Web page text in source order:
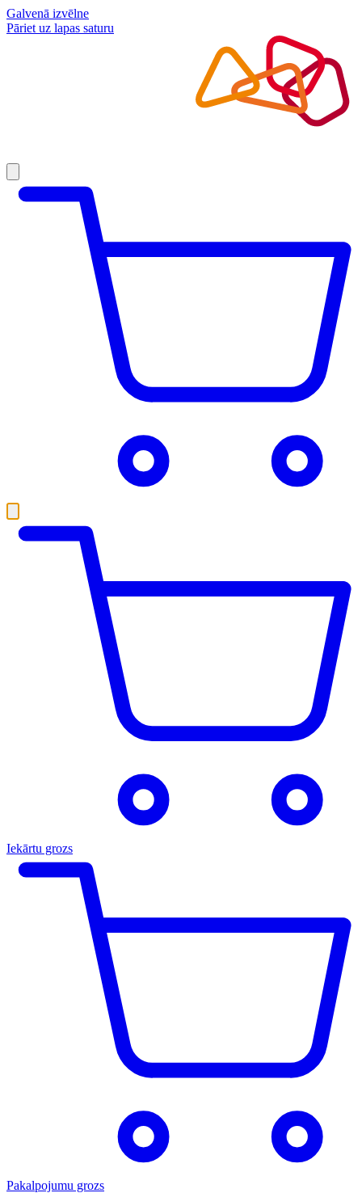
Galvenā izvēlne
Pāriet uz lapas saturu
Iekārtu grozs
Pakalpojumu grozs